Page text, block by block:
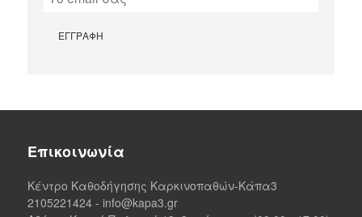
Επικοινωνία
Κέντρο Καθοδήγησης Καρκινοπαθών-Κάπα3
2105221424 - info@kapa3.gr